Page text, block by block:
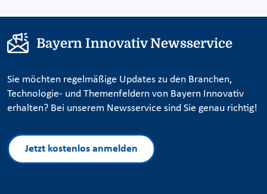
Bayern Innovativ Newsservice
Sie möchten regelmäßige Updates zu den Branchen,
Technologie- und Themenfeldern von Bayern Innovativ
erhalten? Bei unserem Newsservice sind Sie genau richtig!
Jetzt kostenlos anmelden